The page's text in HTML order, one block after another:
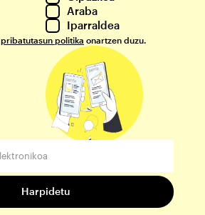
Araba
Iparraldea
pribatutasun politika onartzen duzu.